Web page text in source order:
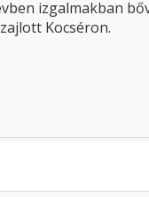
izgalmakban
Kocséron.